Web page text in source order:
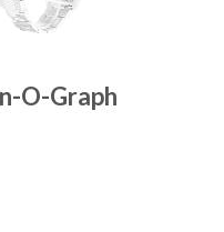
O-Graph